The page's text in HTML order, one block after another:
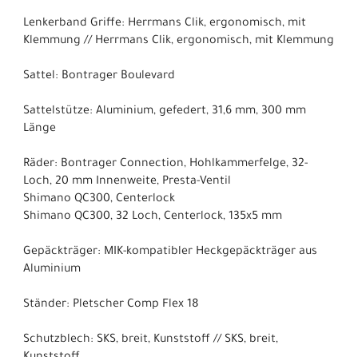
Lenkerband Griffe: Herrmans Clik, ergonomisch, mit
Klemmung // Herrmans Clik, ergonomisch, mit Klemmung
Sattel: Bontrager Boulevard
Sattelstütze: Aluminium, gefedert, 31,6 mm, 300 mm
Länge
Räder: Bontrager Connection, Hohlkammerfelge, 32-
Loch, 20 mm Innenweite, Presta-Ventil
Shimano QC300, Centerlock
Shimano QC300, 32 Loch, Centerlock, 135x5 mm
Gepäckträger: MIK-kompatibler Heckgepäckträger aus
Aluminium
Ständer: Pletscher Comp Flex 18
Schutzblech: SKS, breit, Kunststoff // SKS, breit,